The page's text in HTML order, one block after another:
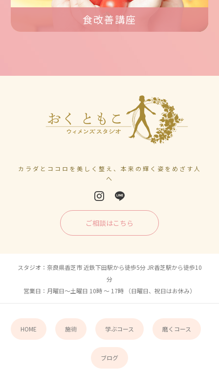
食改善講座
カラダとココロを美しく整え、本来の輝く姿をめざす人
へ
ご相談はこちら
スタジオ：奈良県香芝市 近鉄下田駅から徒歩5分 JR香芝駅から徒歩10
分
営業日：月曜日〜土曜日 10時 〜 17時 （日曜日、祝日はお休み）
HOME 施術 学ぶコース 磨くコース
ブログ